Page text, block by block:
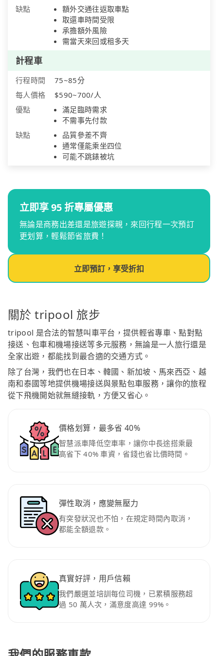
缺點
額外交通往返取車點
取還車時間受限
承擔額外風險
需當天來回或租多天
計程車
行程時間
75~85分
每人價格
$590~700/人
優點
滿足臨時需求
不需事先付款
缺點
品質參差不齊
通常僅能乘坐四位
可能不跳錶被坑
立即享 95 折專屬優惠
無論是商務出差還是旅遊探親，來回行程一次預訂
更划算，輕鬆節省旅費！
立即預訂，享受折扣
關於 tripool 旅步
tripool 是合法的智慧叫車平台，提供輕省專車、點對點
接送、包車和機場接送等多元服務，無論是一人旅行還是
全家出遊，都能找到最合適的交通方式。
除了台灣，我們也在日本、韓國、新加坡、馬來西亞、越
南和泰國等地提供機場接送與景點包車服務，讓你的旅程
從下飛機開始就無縫接軌，方便又省心。
價格划算，最多省 40%
智慧派車降低空車率，讓你中長途搭乘最
高省下 40% 車資，省錢也省比價時間。
彈性取消，應變無壓力
有突發狀況也不怕，在規定時間內取消，
都能全額退款。
真實好評，用戶信賴
我們嚴選並培訓每位司機，已累積服務超
過 50 萬人次，滿意度高達 99%。